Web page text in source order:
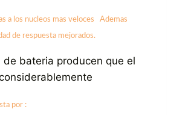
a los nucleos mas veloces Ademas
de respuesta mejorados.
bateria producen que el
por :